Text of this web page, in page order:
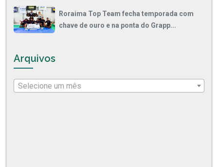
Roraima Top Team fecha temporada com
chave de ouro e na ponta do Grapp...
Arquivos
Selecione um mês